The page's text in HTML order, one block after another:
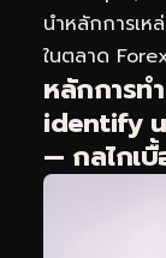
นำหลักการเห
ในตลาด
หลักการ
identify
— กลไกเบื้